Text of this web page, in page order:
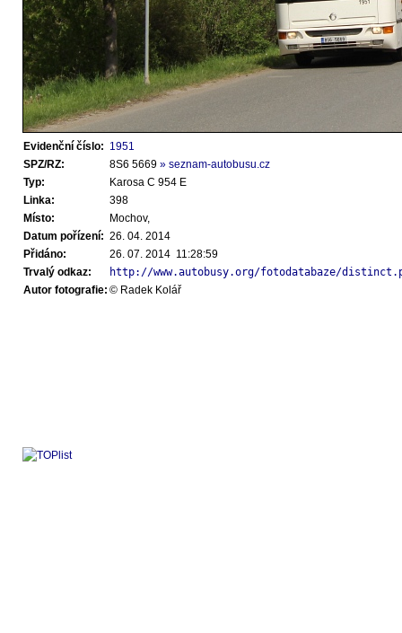
Evidenční číslo: 1951
SPZ/RZ:
8S6 5669 » seznam-autobusu.cz
Typ:
Karosa C 954 E
Linka:
398
Místo:
Mochov,
Datum pořízení: 26. 04. 2014
Přidáno:
26. 07. 2014 11:28:59
Trvalý odkaz:
http://www.autobusy.org/fotodatabaze/
Autor fotografie: © Radek Kolář